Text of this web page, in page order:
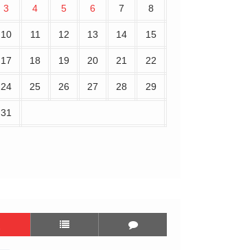
3 4 5 6 7 8
10 11 12 13 14 15
17 18 19 20 21 22
24 25 26 27 28 29
31